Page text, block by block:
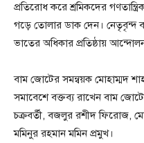
প্রতিরোধ করে শ্রমিকদের
গড়ে তোলার ডাক দেন। নেতৃবৃন্দ
ভাতের অধিকার প্রতিষ্ঠায়
বাম জোটের সমন্বয়ক মোহাম্মদ
সমাবেশে বক্তব্য রাখেন বাম
চক্রবর্তী, বজলুর রশীদ ফিরোজ,
মমিনুর রহমান মমিন প্রমুখ।